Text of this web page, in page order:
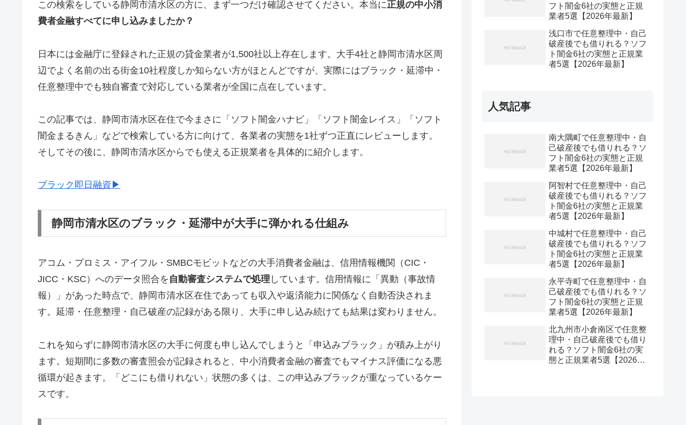
この検索をしている静岡市清水区の方に、まず一つだけ確認させてください。本当に正規の中小消
費者金融すべてに申し込みましたか？
日本には金融庁に登録された正規の貸金業者が1,500社以上存在します。大手4社と静岡市清水区周
辺でよく名前の出る街金10社程度しか知らない方がほとんどですが、実際にはブラック・延滞中・
任意整理中でも独自審査で対応している業者が全国に点在しています。
この記事では、静岡市清水区在住で今まさに「ソフト闇金ハナビ」「ソフト闇金レイス」「ソフト
闇金まるきん」などで検索している方に向けて、各業者の実態を1社ずつ正直にレビューします。
そしてその後に、静岡市清水区からでも使える正規業者を具体的に紹介します。
ブラック即日融資▶
静岡市清水区のブラック・延滞中が大手に弾かれる仕組み
アコム・プロミス・アイフル・SMBCモビットなどの大手消費者金融は、信用情報機関（CIC・
JICC・KSC）へのデータ照合を 自動審査システムで処理 しています。信用情報に「異動（事故情
報）」があった時点で、静岡市清水区在住であっても収入や返済能力に関係なく自動否決されま
す。延滞・任意整理・自己破産の記録がある限り、大手に申し込み続けても結果は変わりません。
これを知らずに静岡市清水区の大手に何度も申し込んでしまうと「申込みブラック」が積み上がり
ます。短期間に多数の審査照会が記録されると、中小消費者金融の審査でもマイナス評価になる悪
循環が起きます。「どこにも借りれない」状態の多くは、この申込みブラックが重なっているケー
スです。
フト闇金6社の実態と正規
業者5選【2026年最新】
浅口市で任意整理中・自己
破産後でも借りれる？ソフ
ト闇金6社の実態と正規業
者5選【2026年最新】
人気記事
南大隅町で任意整理中・自
己破産後でも借りれる？ソ
フト闇金6社の実態と正規
業者5選【2026年最新】
阿智村で任意整理中・自己
破産後でも借りれる？ソフ
ト闇金6社の実態と正規業
者5選【2026年最新】
中城村で任意整理中・自己
破産後でも借りれる？ソフ
ト闇金6社の実態と正規業
者5選【2026年最新】
永平寺町で任意整理中・自
己破産後でも借りれる？ソ
フト闇金6社の実態と正規
業者5選【2026年最新】
北九州市小倉南区で任意整
理中・自己破産後でも借り
れる？ソフト闇金6社の実
態と正規業者5選【2026年